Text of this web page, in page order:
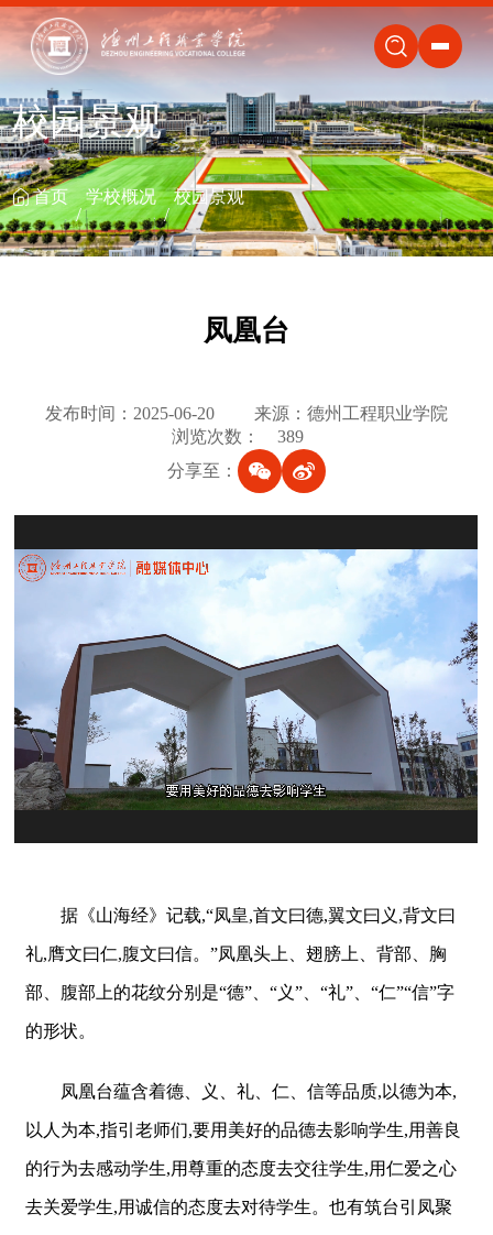
关闭
校园景观
首页 学校概况 校园景观
凤凰台
发布时间：2025-06-20
来源：德州工程职业学院
浏览次数：
389
分享至：
据《山海经》记载,“凤皇,首文曰德,翼文曰义,背文曰
礼,膺文曰仁,腹文曰信。”凤凰头上、翅膀上、背部、胸
部、腹部上的花纹分别是“德”、“义”、“礼”、“仁”“信”字
的形状。
凤凰台蕴含着德、义、礼、仁、信等品质,以德为本,
以人为本,指引老师们,要用美好的品德去影响学生,用善良
的行为去感动学生,用尊重的态度去交往学生,用仁爱之心
去关爱学生,用诚信的态度去对待学生。也有筑台引凤聚